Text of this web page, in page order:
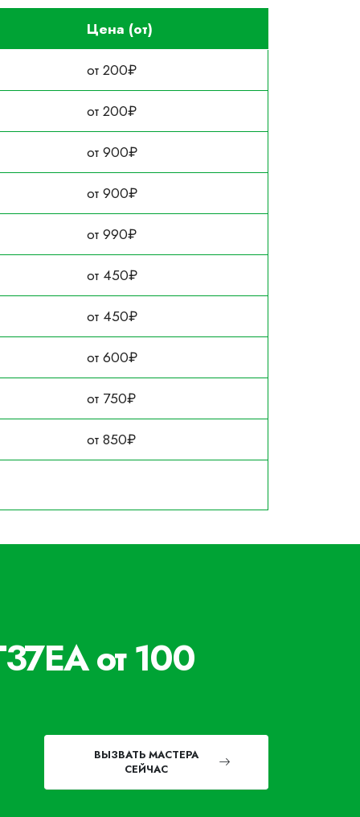
Цена (от)
от 200₽
от 200₽
от 900₽
от 900₽
от 990₽
от 450₽
от 450₽
от 600₽
от 750₽
от 850₽
от 100
ВЫЗВАТЬ МАСТЕРА
СЕЙЧАС